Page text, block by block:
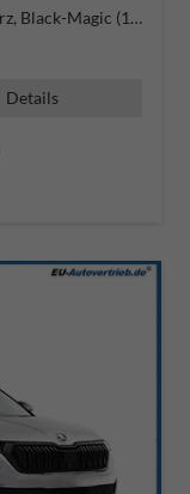
Schwarz, Black-Magic (1Z1Z)
Details